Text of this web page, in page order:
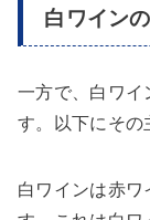
白ワイン
一方で、白ワイ
す。以下にその
白ワインは赤ワ